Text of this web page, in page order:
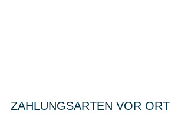
ZAHLUNGSARTEN VOR ORT